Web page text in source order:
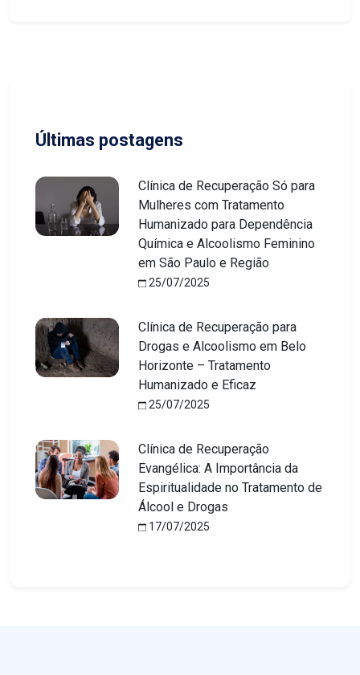
Últimas postagens
Clínica de Recuperação Só para
Mulheres com Tratamento
Humanizado para Dependência
Química e Alcoolismo Feminino
em São Paulo e Região
25/07/2025
Clínica de Recuperação para
Drogas e Alcoolismo em Belo
Horizonte – Tratamento
Humanizado e Eficaz
25/07/2025
Clínica de Recuperação
Evangélica: A Importância da
Espiritualidade no Tratamento de
Álcool e Drogas
17/07/2025